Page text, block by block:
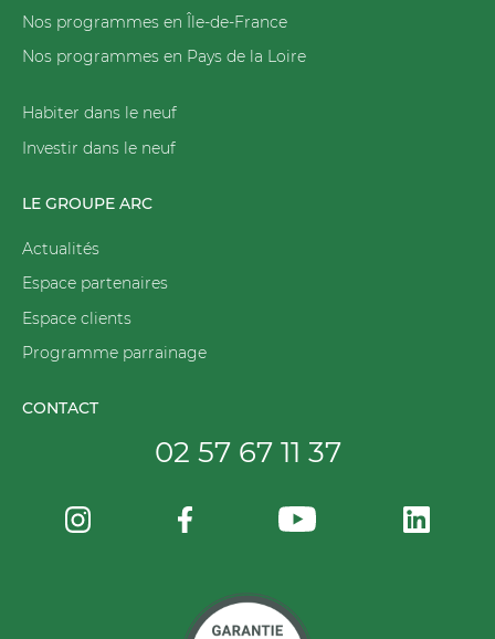
Nos programmes en Île-de-France
Nos programmes en Pays de la Loire
Habiter dans le neuf
Investir dans le neuf
LE GROUPE ARC
Actualités
Espace partenaires
Espace clients
Programme parrainage
CONTACT
02 57 67 11 37